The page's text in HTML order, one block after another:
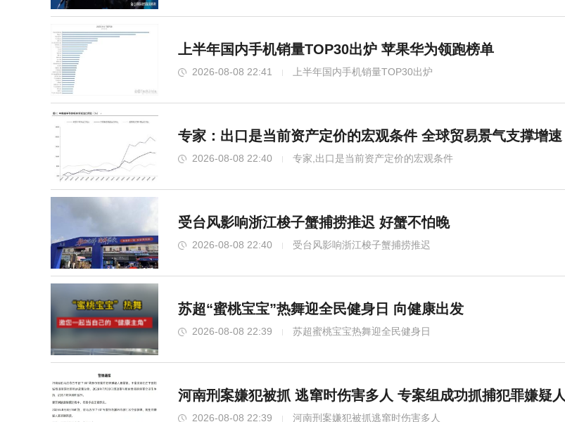
上半年国内手机销量TOP30出炉 苹果华为领跑榜单
2026-08-08 22:41 上半年国内手机销量TOP30出炉
专家：出口是当前资产定价的宏观条件 全球贸易景气支撑增速
2026-08-08 22:40 专家,出口是当前资产定价的宏观条件
受台风影响浙江梭子蟹捕捞推迟 好蟹不怕晚
2026-08-08 22:40 受台风影响浙江梭子蟹捕捞推迟
苏超“蜜桃宝宝”热舞迎全民健身日 向健康出发
2026-08-08 22:39 苏超蜜桃宝宝热舞迎全民健身日
河南刑案嫌犯被抓 逃窜时伤害多人 专案组成功抓捕犯罪嫌疑人
2026-08-08 22:39 河南刑案嫌犯被抓逃窜时伤害多人